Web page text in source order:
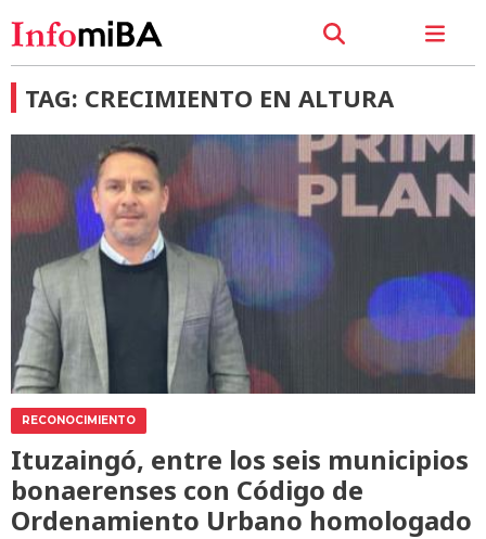
TAG: CRECIMIENTO EN ALTURA
RECONOCIMIENTO
Ituzaingó, entre los seis municipios
bonaerenses con Código de
Ordenamiento Urbano homologado